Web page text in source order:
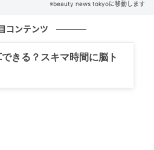
とみる
※beauty news tokyoに移動します
コンテンツ
きる？スキマ時間に脳ト